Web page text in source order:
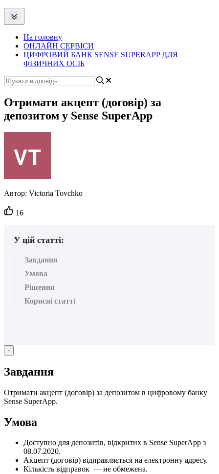
На головну
ОНЛАЙН СЕРВІСИ
ЦИФРОВИЙ БАНК SENSE SUPERAPP ДЛЯ
ФІЗИЧНИХ ОСІБ
Отримати акцепт (договір) за
депозитом у Sense SuperApp
Автор: Victoria Tovchko
Кількість
вподобайок:
16
У цій статті:
Завдання
Умова
Рішення
Корисні статті
-
Завдання
Отримати акцепт (договір) за депозитом в цифровому банку
Sense SuperApp.
Умова
Доступно для депозитів, відкритих в Sense SuperApp з
08.07.2020.
Акцепт (договір) відправляється на електронну адресу.
Кількість відправок — не обмежена.